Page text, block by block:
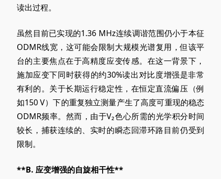
读出过程。
虽然目前已实现的1.36 MHz连续调谐范围仍小于本征
ODMR线宽，这可能会限制大规模光谱复用，但该平
台的主要焦点在于高精度应变传感。在这一背景下，
施加应变下同时获得的约30%读出对比度增强是非常
有利的。关于长期运行稳定性，在恒定直流偏压（例
如150 V）下的重复独立测量产生了高度可重现的稳态
ODMR频率。然而，由于V₂色心所需的光学积分时间
较长，捕获连续的、实时的瞬态回滞环路目前仍受到
限制。
**B. 应变增强的自旋相干性**